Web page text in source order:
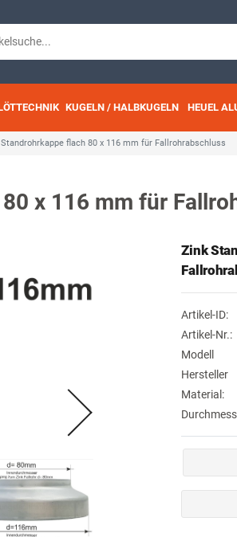
KUGELN / HALBKUGELN HEUEL
flach 80 x 116 mm für Fallrohrabschluss
x 116 mm für
Zink
Artikel-ID:
Artikel-Nr.:
Modell
Hersteller
Material: